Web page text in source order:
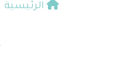
الرئيسية